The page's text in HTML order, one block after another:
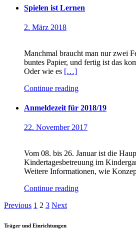
Spielen ist Lernen
2. März 2018
Manchmal braucht man nur zwei
buntes Papier, und fertig ist das
Oder wie es […]
Continue reading
Anmeldezeit für 2018/19
22. November 2017
Vom 08. bis 26. Januar ist die
Kindertagesbetreuung im
Weitere Informationen, wie
Continue reading
Previous 1 2 3 Next
Träger und Einrichtungen